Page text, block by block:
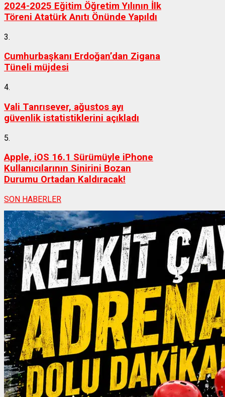
2024-2025 Eğitim Öğretim Yılının İlk
Töreni Atatürk Anıtı Önünde Yapıldı
3.
Cumhurbaşkanı Erdoğan’dan Zigana
Tüneli müjdesi
4.
Vali Tanrısever, ağustos ayı
güvenlik istatistiklerini açıkladı
5.
Apple, iOS 16.1 Sürümüyle iPhone
Kullanıcılarının Sinirini Bozan
Durumu Ortadan Kaldıracak!
SON HABERLER